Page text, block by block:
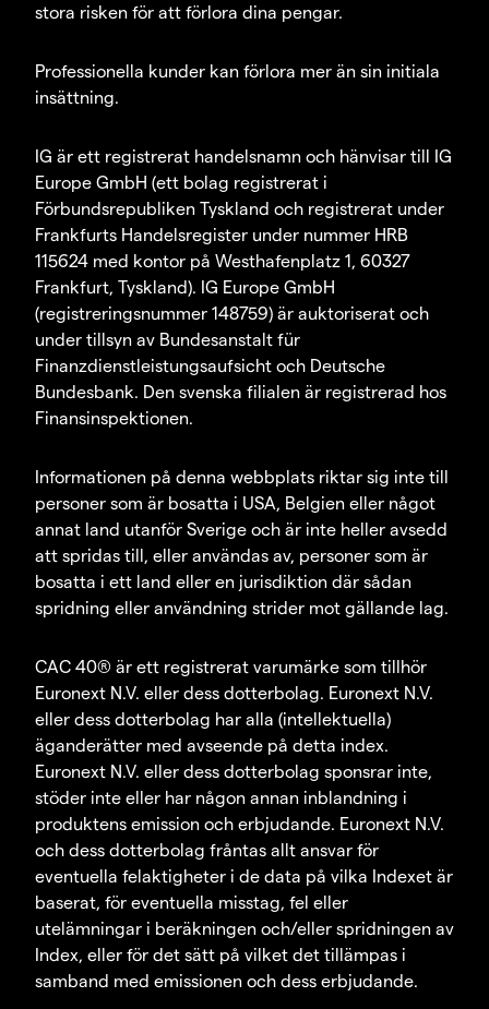
stora risken för att förlora dina pengar.
Professionella kunder kan förlora mer än sin initiala
insättning.
IG är ett registrerat handelsnamn och hänvisar till IG
Europe GmbH (ett bolag registrerat i
Förbundsrepubliken Tyskland och registrerat under
Frankfurts Handelsregister under nummer HRB
115624 med kontor på Westhafenplatz 1, 60327
Frankfurt, Tyskland). IG Europe GmbH
(registreringsnummer 148759) är auktoriserat och
under tillsyn av Bundesanstalt für
Finanzdienstleistungsaufsicht och Deutsche
Bundesbank. Den svenska filialen är registrerad hos
Finansinspektionen.
Informationen på denna webbplats riktar sig inte till
personer som är bosatta i USA, Belgien eller något
annat land utanför Sverige och är inte heller avsedd
att spridas till, eller användas av, personer som är
bosatta i ett land eller en jurisdiktion där sådan
spridning eller användning strider mot gällande lag.
CAC 40® är ett registrerat varumärke som tillhör
Euronext N.V. eller dess dotterbolag. Euronext N.V.
eller dess dotterbolag har alla (intellektuella)
äganderätter med avseende på detta index.
Euronext N.V. eller dess dotterbolag sponsrar inte,
stöder inte eller har någon annan inblandning i
produktens emission och erbjudande. Euronext N.V.
och dess dotterbolag fråntas allt ansvar för
eventuella felaktigheter i de data på vilka Indexet är
baserat, för eventuella misstag, fel eller
utelämningar i beräkningen och/eller spridningen av
Index, eller för det sätt på vilket det tillämpas i
samband med emissionen och dess erbjudande.